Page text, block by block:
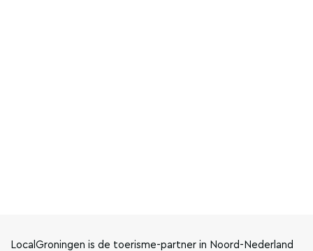
LocalGroningen is de toerisme-partner in Noord-Nederland